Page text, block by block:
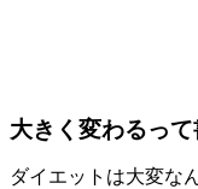
大きく変わるって
ダイエットは大変な